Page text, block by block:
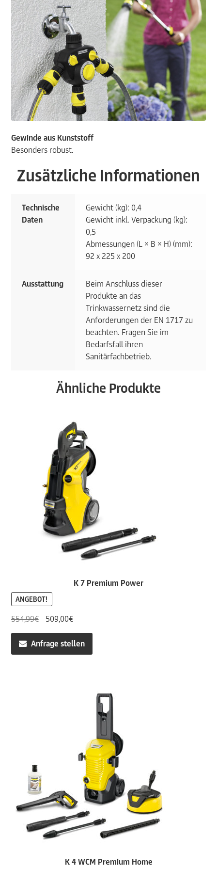
Gewinde aus Kunststoff
Besonders robust.
Zusätzliche Informationen
Technische
Daten
Gewicht (kg): 0,4
Gewicht inkl. Verpackung (kg):
0,5
Abmessungen (L × B × H) (mm):
92 x 225 x 200
Ausstattung
Beim Anschluss dieser
Produkte an das
Trinkwassernetz sind die
Anforderungen der EN 1717 zu
beachten. Fragen Sie im
Bedarfsfall ihren
Sanitärfachbetrieb.
Ähnliche Produkte
K 7 Premium Power
ANGEBOT!
554,99€
Ursprünglicher
Preis
war:
554,99€
509,00€Aktueller
Preis
ist:
509,00€.
Anfrage stellen
K 4 WCM Premium Home